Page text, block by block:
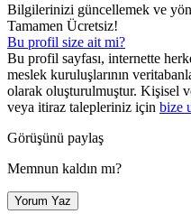
Bilgilerinizi güncellemek ve
Tamamen Ücretsiz!
Bu profil size ait mi?
Bu profil sayfası, internette
meslek kuruluşlarının
olarak oluşturulmuştur. Kişisel
veya itiraz talepleriniz için bize
Görüşünü paylaş
Memnun kaldın mı?
Yorum Yaz